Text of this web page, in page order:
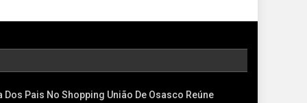
Dos Pais No Shopping União De Osasco Reúne